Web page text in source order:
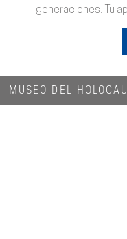
generaciones. Tu
MUSEO DEL